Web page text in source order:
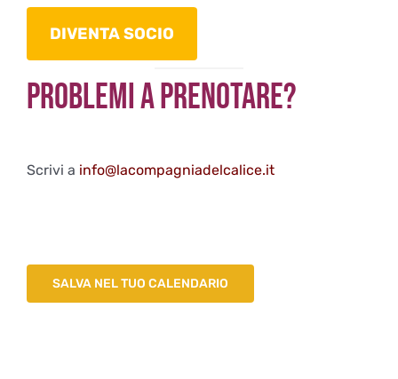
DIVENTA SOCIO
Problemi a Prenotare?
Scrivi a info@lacompagniadelcalice.it
SALVA NEL TUO CALENDARIO